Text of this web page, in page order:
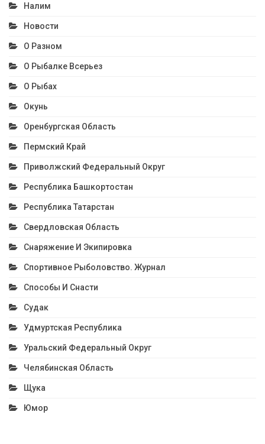
Налим
Новости
О Разном
О Рыбалке Всерьез
О Рыбах
Окунь
Оренбургская Область
Пермский Край
Приволжский Федеральный Округ
Республика Башкортостан
Республика Татарстан
Свердловская Область
Снаряжение И Экипировка
Спортивное Рыболовство. Журнал
Способы И Снасти
Судак
Удмуртская Республика
Уральский Федеральный Округ
Челябинская Область
Щука
Юмор